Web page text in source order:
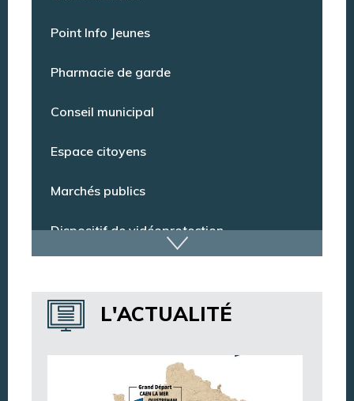
Dispositif de vidéoprotection
Annuaire des services
Annuaire des associations
Argentan Aujourd’hui
L'ACTUALITÉ